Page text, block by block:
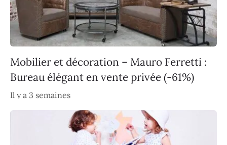
Mobilier et décoration – Mauro Ferretti :
Bureau élégant en vente privée (-61%)
Il y a 3 semaines